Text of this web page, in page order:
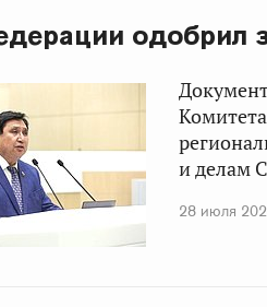
одобрил
и делам
28 июля